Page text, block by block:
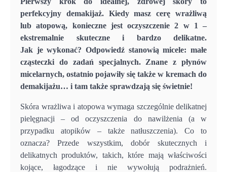
perfekcyjny demakijaż. Kiedy masz cerę wrażliwą
lub atopową, konieczne jest oczyszczenie 2 w 1 –
ekstremalnie skuteczne i bardzo delikatne.
Jak je wykonać? Odpowiedź stanowią micele: małe
cząsteczki do zadań specjalnych. Znane z płynów
micelarnych, ostatnio pojawiły się także w kremach do
demakijażu… i tam także sprawdzają się świetnie!
Skóra wrażliwa i atopowa wymaga szczególnie delikatnej
pielęgnacji – od oczyszczenia do nawilżenia (a w
przypadku atopików – także natłuszczenia). Co to
oznacza? Przede wszystkim, dobór skutecznych i
delikatnych produktów, takich, które mają właściwości
kojące, łagodzące i nie wywołują podrażnień.